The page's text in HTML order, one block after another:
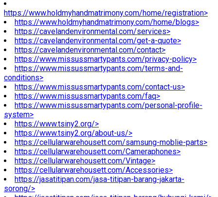
https://www.holdmyhandmatrimony.com/home/registration>
https://www.holdmyhandmatrimony.com/home/blogs>
https://cavelandenvironmental.com/services>
https://cavelandenvironmental.com/get-a-quote>
https://cavelandenvironmental.com/contact>
https://www.missussmartypants.com/privacy-policy>
https://www.missussmartypants.com/terms-and-
conditions>
https://www.missussmartypants.com/contact-us>
https://www.missussmartypants.com/faq>
https://www.missussmartypants.com/personal-profile-
system>
https://www.tsiny2.org/>
https://www.tsiny2.org/about-us/>
https://cellularwarehousett.com/samsung-moblie-parts>
https://cellularwarehousett.com/Cameraphones>
https://cellularwarehousett.com/Vintage>
https://cellularwarehousett.com/Accessories>
https://jasatitipan.com/jasa-titipan-barang-jakarta-
sorong/>